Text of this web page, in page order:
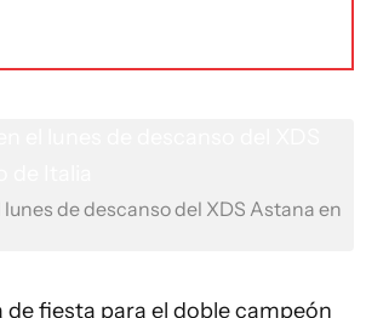
de descanso del XDS Astana en
de fiesta para el doble campeón